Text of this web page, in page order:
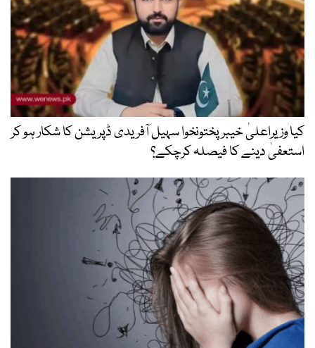
کیا وزیراعلیٰ خیبرپختونخوا سہیل آفریدی ڈپریشن کا شکار ہو کر
استعفیٰ دینے کا فیصلہ کرچکے؟